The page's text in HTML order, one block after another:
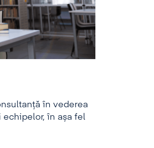
în vederea
în așa fel